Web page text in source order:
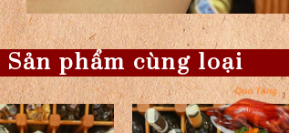
Sản phẩm cùng loại